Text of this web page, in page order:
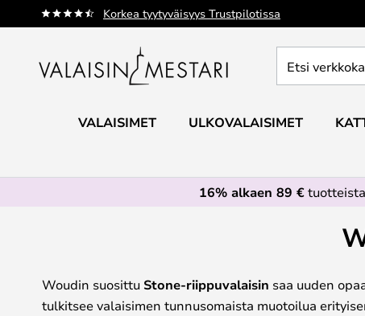
Korkea tyytyväisyys Trustpilotissa
Skip
to
verkkokaupan
VALAISIMET ULKOVALAISIMET
16% alkaen 89 €
Woudin suosittu Stone-riippuvalaisin saa uuden
tulkitsee valaisimen tunnusomaista muotoilua